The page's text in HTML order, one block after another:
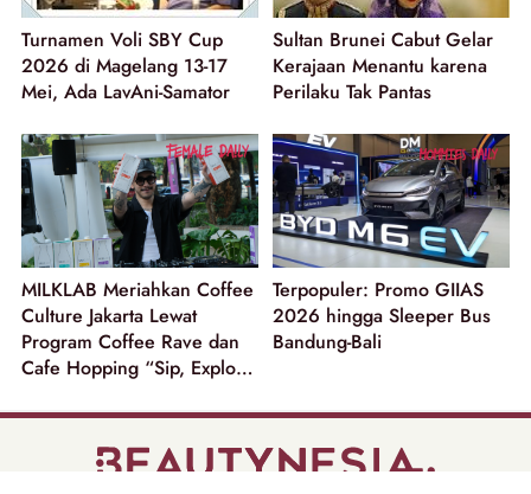
Turnamen Voli SBY Cup
2026 di Magelang 13-17
Mei, Ada LavAni-Samator
Sultan Brunei Cabut Gelar
Kerajaan Menantu karena
Perilaku Tak Pantas
MILKLAB Meriahkan Coffee
Culture Jakarta Lewat
Program Coffee Rave dan
Cafe Hopping “Sip, Explore
Terpopuler: Promo GIIAS
2026 hingga Sleeper Bus
Bandung-Bali